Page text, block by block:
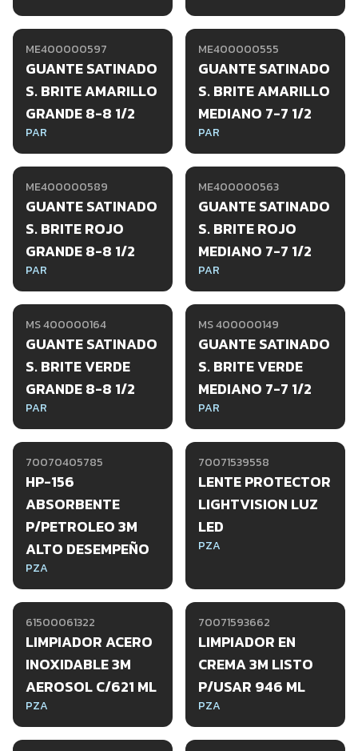
ME400000597
GUANTE SATINADO
S. BRITE AMARILLO
GRANDE 8-8 1/2
PAR
ME400000555
GUANTE SATINADO
S. BRITE AMARILLO
MEDIANO 7-7 1/2
PAR
ME400000589
GUANTE SATINADO
S. BRITE ROJO
GRANDE 8-8 1/2
PAR
ME400000563
GUANTE SATINADO
S. BRITE ROJO
MEDIANO 7-7 1/2
PAR
MS 400000164
GUANTE SATINADO
S. BRITE VERDE
GRANDE 8-8 1/2
PAR
MS 400000149
GUANTE SATINADO
S. BRITE VERDE
MEDIANO 7-7 1/2
PAR
70070405785
HP-156
ABSORBENTE
P/PETROLEO 3M
ALTO DESEMPEÑO
PZA
70071539558
LENTE PROTECTOR
LIGHTVISION LUZ
LED
PZA
61500061322
LIMPIADOR ACERO
INOXIDABLE 3M
AEROSOL C/621 ML
PZA
70071593662
LIMPIADOR EN
CREMA 3M LISTO
P/USAR 946 ML
PZA